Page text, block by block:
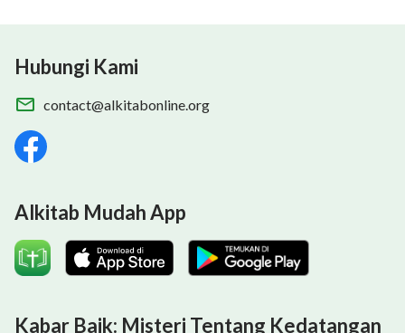
Hubungi Kami
contact@alkitabonline.org
Alkitab Mudah App
Kabar Baik: Misteri Tentang Kedatangan